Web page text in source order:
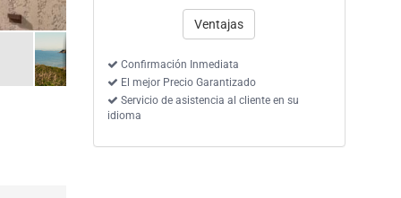
Ventajas
Confirmación Inmediata
El mejor Precio Garantizado
Servicio de asistencia al cliente en su
idioma